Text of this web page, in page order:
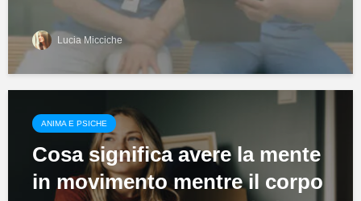
Lucia Micciche
ANIMA E PSICHE
Cosa significa avere la mente
in movimento mentre il corpo